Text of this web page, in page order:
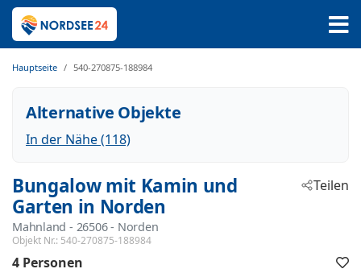
Hauptseite 540-270875-188984
Alternative Objekte
In der Nähe (118)
Bungalow mit Kamin und
Garten in Norden
Mahnland - 26506 - Norden
Objekt Nr.: 540-270875-188984
Teilen
4 Personen